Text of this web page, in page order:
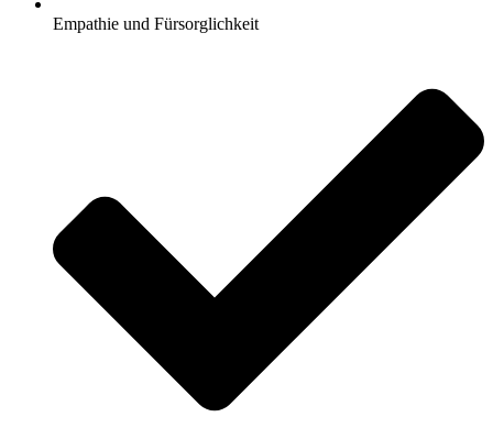
Empathie und Fürsorglichkeit